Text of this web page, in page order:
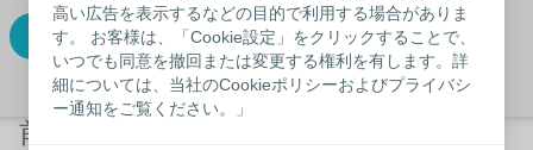
高い広告を表示するなどの目的で利用する場合がありま
す。 お客様は、「Cookie設定」をクリックすることで、
いつでも同意を撤回または変更する権利を有します。詳
細については、当社のCookieポリシーおよびプライバシ
ー通知をご覧ください。」
ゆうじんコンチネンスケア
前立腺肥大症の症状